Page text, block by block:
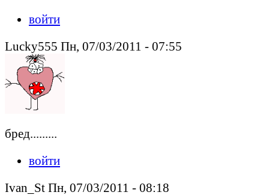
войти
Lucky555 Пн, 07/03/2011 - 07:55
бред.........
войти
Ivan_St Пн, 07/03/2011 - 08:18